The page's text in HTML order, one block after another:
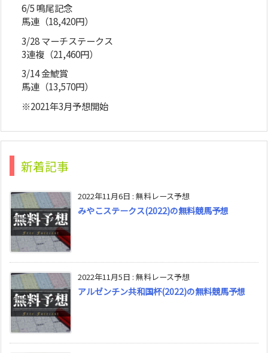
6/5 鳴尾記念
馬連（18,420円）
3/28 マーチステークス
3連複（21,460円）
3/14 金鯱賞
馬連（13,570円）
※2021年3月予想開始
新着記事
2022年11月6日 : 無料レース予想
みやこステークス(2022)の無料競馬予想
2022年11月5日 : 無料レース予想
アルゼンチン共和国杯(2022)の無料競馬予想